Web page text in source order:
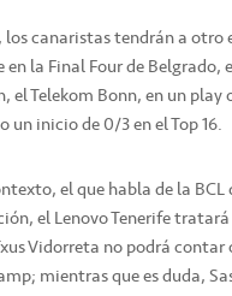
los canaristas tendrán a
en la Final Four de
el Telekom Bonn, en un
un inicio de 0/3 en el Top 16.
el que habla de la
el Lenovo Tenerife
Vidorreta no podrá
mientras que es duda,